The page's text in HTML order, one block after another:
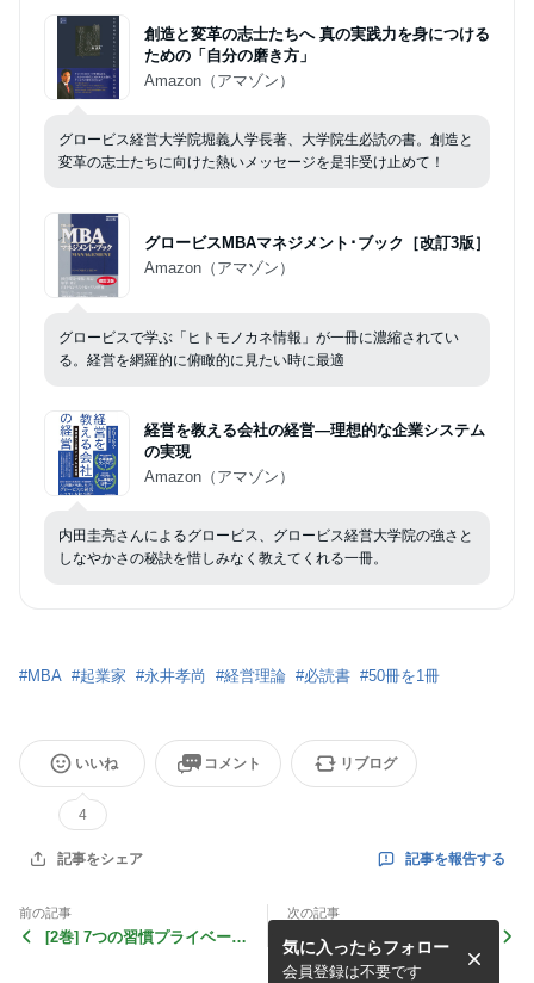
創造と変革の志士たちへ 真の実践力を身につける
ための「自分の磨き方」
Amazon（アマゾン）
グロービス経営大学院堀義人学長著、大学院生必読の書。創造と
変革の志士たちに向けた熱いメッセージを是非受け止めて！
グロービスMBAマネジメント･ブック［改訂3版］
Amazon（アマゾン）
グロービスで学ぶ「ヒトモノカネ情報」が一冊に濃縮されてい
る。経営を網羅的に俯瞰的に見たい時に最適
経営を教える会社の経営―理想的な企業システム
の実現
Amazon（アマゾン）
内田圭亮さんによるグロービス、グロービス経営大学院の強さと
しなやかさの秘訣を惜しみなく教えてくれる一冊。
#MBA #起業家 #永井孝尚 #経営理論 #必読書 #50冊を1冊
いいね
4
コメント リブログ
記事をシェア 記事を報告する
前の記事
[2巻] 7つの習慣プライベート
次の記事
ゼロ・トゥ・ワン 君はゼロ
から何を生み出せるか/ピー
ター・ティール 25088
気に入ったらフォロー
会員登録は不要です